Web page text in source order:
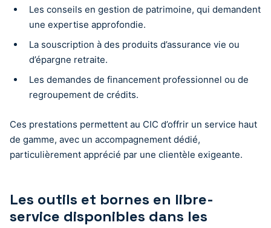
Les conseils en gestion de patrimoine, qui demandent
une expertise approfondie.
La souscription à des produits d’assurance vie ou
d’épargne retraite.
Les demandes de financement professionnel ou de
regroupement de crédits.
Ces prestations permettent au CIC d’offrir un service haut
de gamme, avec un accompagnement dédié,
particulièrement apprécié par une clientèle exigeante.
Les outils et bornes en libre-
service disponibles dans les